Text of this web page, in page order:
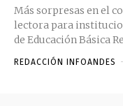
Más sorpresas en el
lectora para
de Educación Básica
REDACCIÓN INFOANDES -